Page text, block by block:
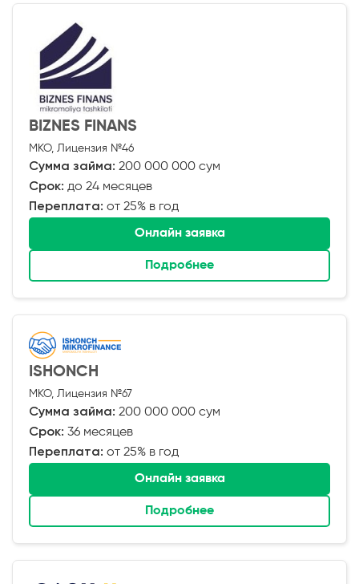
BIZNES FINANS
МКО, Лицензия №46
Сумма займа: 200 000 000 сум
Срок: до 24 месяцев
Переплата: от 25% в год
Онлайн заявка
Подробнее
ISHONCH
МКО, Лицензия №67
Сумма займа: 200 000 000 сум
Срок: 36 месяцев
Переплата: от 25% в год
Онлайн заявка
Подробнее